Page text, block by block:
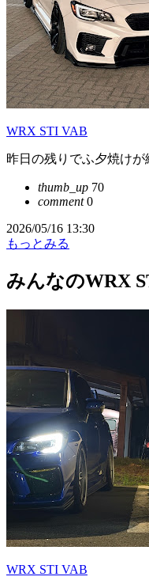
WRX STI VAB
昨日の残りでふ夕焼けが
thumb_up 70
comment0
2026/05/16 13:30
もっとみる
みんなのWRX
WRX STI VAB